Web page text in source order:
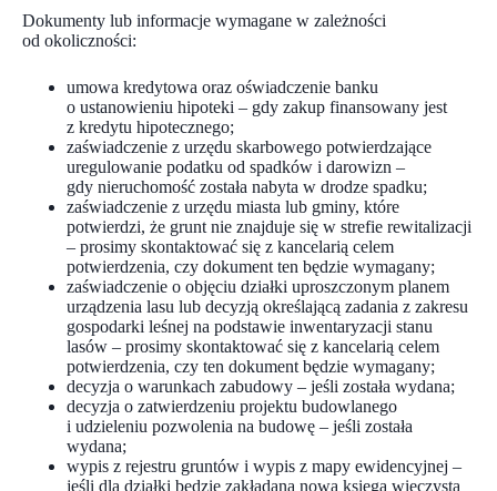
Dokumenty lub informacje wymagane w zależności
od okoliczności:
umowa kredytowa oraz oświadczenie banku
o ustanowieniu hipoteki – gdy zakup finansowany jest
z kredytu hipotecznego;
zaświadczenie z urzędu skarbowego potwierdzające
uregulowanie podatku od spadków i darowizn –
gdy nieruchomość została nabyta w drodze spadku;
zaświadczenie z urzędu miasta lub gminy, które
potwierdzi, że grunt nie znajduje się w strefie rewitalizacji
– prosimy skontaktować się z kancelarią celem
potwierdzenia, czy dokument ten będzie wymagany;
zaświadczenie o objęciu działki uproszczonym planem
urządzenia lasu lub decyzją określającą zadania z zakresu
gospodarki leśnej na podstawie inwentaryzacji stanu
lasów – prosimy skontaktować się z kancelarią celem
potwierdzenia, czy ten dokument będzie wymagany;
decyzja o warunkach zabudowy – jeśli została wydana;
decyzja o zatwierdzeniu projektu budowlanego
i udzieleniu pozwolenia na budowę – jeśli została
wydana;
wypis z rejestru gruntów i wypis z mapy ewidencyjnej –
jeśli dla działki będzie zakładana nowa księga wieczysta